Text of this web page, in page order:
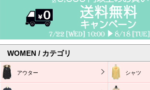
WOMEN / カテゴリ
アウター シャツ